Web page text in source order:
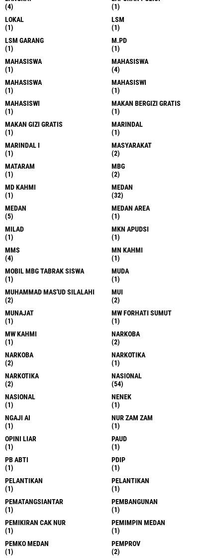
(4)
(1)
LOKAL
(1)
LSM
(1)
LSM GARANG
(1)
M.PD
(1)
MAHASISWA
(1)
MAHASISWA
(4)
MAHASISWA
(1)
MAHASISWI
(1)
MAHASISWI
(1)
MAKAN BERGIZI GRATIS
(1)
MAKAN GIZI GRATIS
(1)
MARINDAL
(1)
MARINDAL I
(1)
MASYARAKAT
(2)
MATARAM
(1)
MBG
(2)
MD KAHMI
(1)
MEDAN
(32)
MEDAN
(5)
MEDAN AREA
(1)
MILAD
(1)
MKN APUDSI
(1)
MMS
(4)
MN KAHMI
(1)
MOBIL MBG TABRAK SISWA
(1)
MUDA
(1)
MUHAMMAD MAS'UD SILALAHI
(2)
MUI
(2)
MUNAJAT
(1)
MW FORHATI SUMUT
(1)
MW KAHMI
(1)
NARKOBA
(2)
NARKOBA
(2)
NARKOTIKA
(1)
NARKOTIKA
(2)
NASIONAL
(54)
NASIONAL
(1)
NENEK
(1)
NGAJI AI
(1)
NUR ZAM ZAM
(1)
OPINI LIAR
(1)
PAUD
(1)
PB ABTI
(1)
PDIP
(1)
PELANTIKAN
(1)
PELANTIKAN
(1)
PEMATANGSIANTAR
(1)
PEMBANGUNAN
(1)
PEMIKIRAN CAK NUR
(1)
PEMIMPIN MEDAN
(1)
PEMKO MEDAN
(1)
PEMPROV
(2)